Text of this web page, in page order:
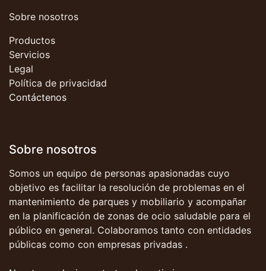
Sobre nosotros
Productos
Servicios
Legal
Política de privacidad
Contáctenos
Sobre nosotros
Somos un equipo de personas apasionadas cuyo
objetivo es facilitar la resolución de problemas en el
mantenimiento de parques y mobiliario y acompañar
en la planificación de zonas de ocio saludable para el
público en general. Colaboramos tanto con entidades
públicas como con empresas privadas .